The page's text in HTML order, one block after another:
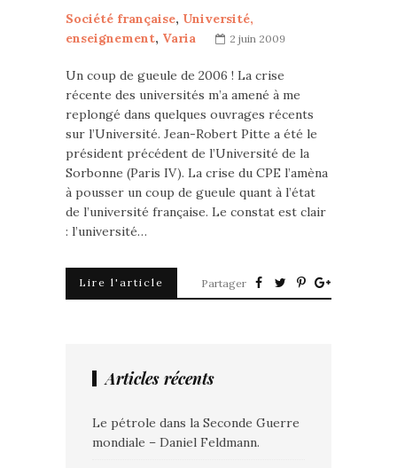
Société française, Université,
enseignement, Varia 2 juin 2009
Un coup de gueule de 2006 ! La crise
récente des universités m’a amené à me
replongé dans quelques ouvrages récents
sur l’Université. Jean-Robert Pitte a été le
président précédent de l’Université de la
Sorbonne (Paris IV). La crise du CPE l’amèna
à pousser un coup de gueule quant à l’état
de l’université française. Le constat est clair
: l’université…
Lire l'article Partager
Articles récents
Le pétrole dans la Seconde Guerre
mondiale – Daniel Feldmann.